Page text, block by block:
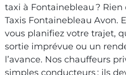
taxi à Fontainebleau ?
Taxis Fontainebleau Avon.
vous planifiez votre trajet,
sortie imprévue ou un
l’avance. Nos chauffeurs
simples conducteurs : ils